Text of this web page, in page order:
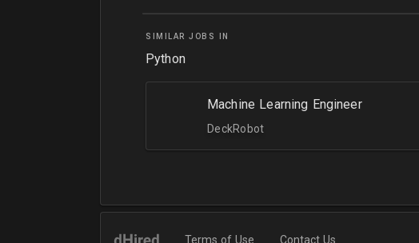
SIMILAR JOBS IN
Python
Machine Learning Engineer
DeckRobot
Terms of Use Contact Us